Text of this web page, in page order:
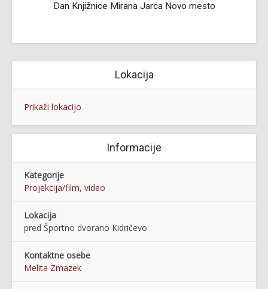
Dan Knjižnice Mirana Jarca Novo mesto
Lokacija
Prikaži lokacijo
Informacije
Kategorije
Projekcija/film, video
Lokacija
pred Športno dvorano Kidričevo
Kontaktne osebe
Melita Zmazek